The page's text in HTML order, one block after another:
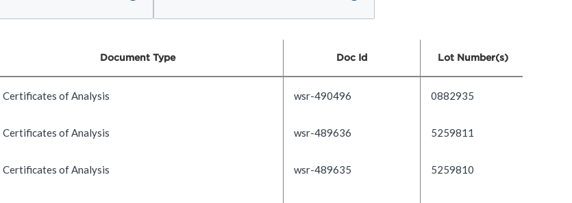
Document Type Doc Id Lot Number(s)
Certificates of Analysis wsr-490496 0882935
Certificates of Analysis wsr-489636 5259811
Certificates of Analysis wsr-489635 5259810